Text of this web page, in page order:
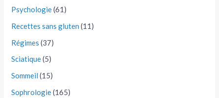
Psychologie(61)
Recettes sans gluten (11)
Régimes (37)
Sciatique(5)
Sommeil (15)
Sophrologie(165)